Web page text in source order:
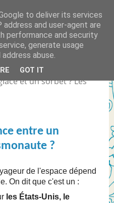
le Coca Zéro ? la
et un sorbet ? Les
entre un
?
de l'espace dépend
On dit que c'est un :
les États-Unis, le
to deliver its services
and user-agent are
performance and security
generate usage
abuse.
GOT IT